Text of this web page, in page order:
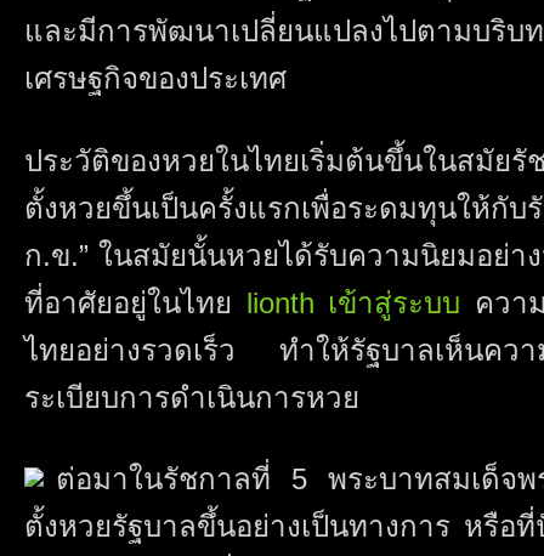
และมีการพัฒนาเปลี่ยนแปลงไปตามบ
เศรษฐกิจของประเทศ
ประวัติของหวยในไทยเริ่มต้นขึ้นในสมัย
ตั้งหวยขึ้นเป็นครั้งแรกเพื่อระดมทุนใ
ก.ข.” ในสมัยนั้นหวยได้รับความนิยมอย่า
ที่อาศัยอยู่ในไทย lionth เข้าสู่ระบบ ควา
ไทยอย่างรวดเร็ว ทำให้รัฐบาลเห็นคว
ระเบียบการดำเนินการหวย
ต่อมาในรัชกาลที่ 5 พระบาทสมเด็จพ
ตั้งหวยรัฐบาลขึ้นอย่างเป็นทางการ หรือ